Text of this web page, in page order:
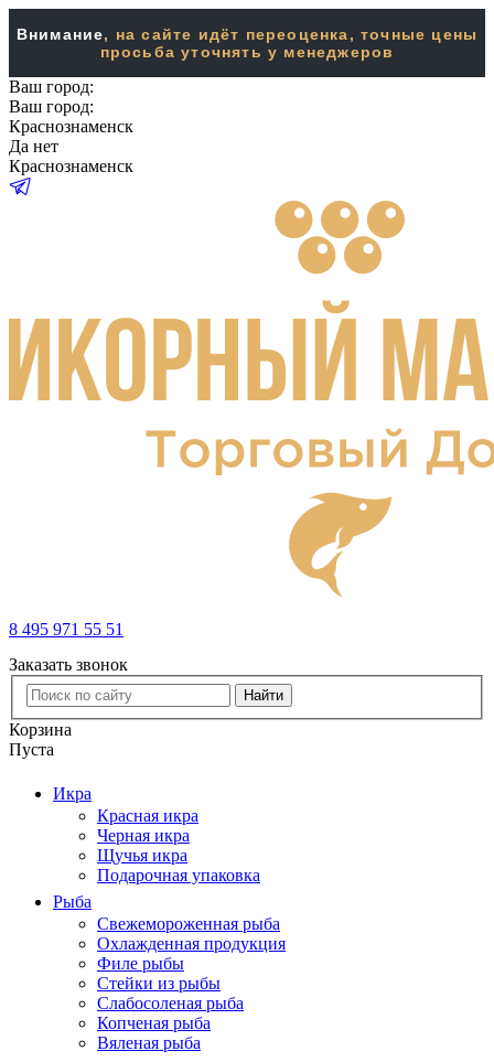
Внимание, на сайте идёт переоценка, точные цены
просьба уточнять у менеджеров
Ваш город:
Ваш город:
Краснознаменск
Да нет
Краснознаменск
8 495 971 55 51
Заказать звонок
Найти
Корзина
Пуста
Икра
Красная икра
Черная икра
Щучья икра
Подарочная упаковка
Рыба
Свежемороженная рыба
Охлажденная продукция
Филе рыбы
Стейки из рыбы
Слабосоленая рыба
Копченая рыба
Вяленая рыба